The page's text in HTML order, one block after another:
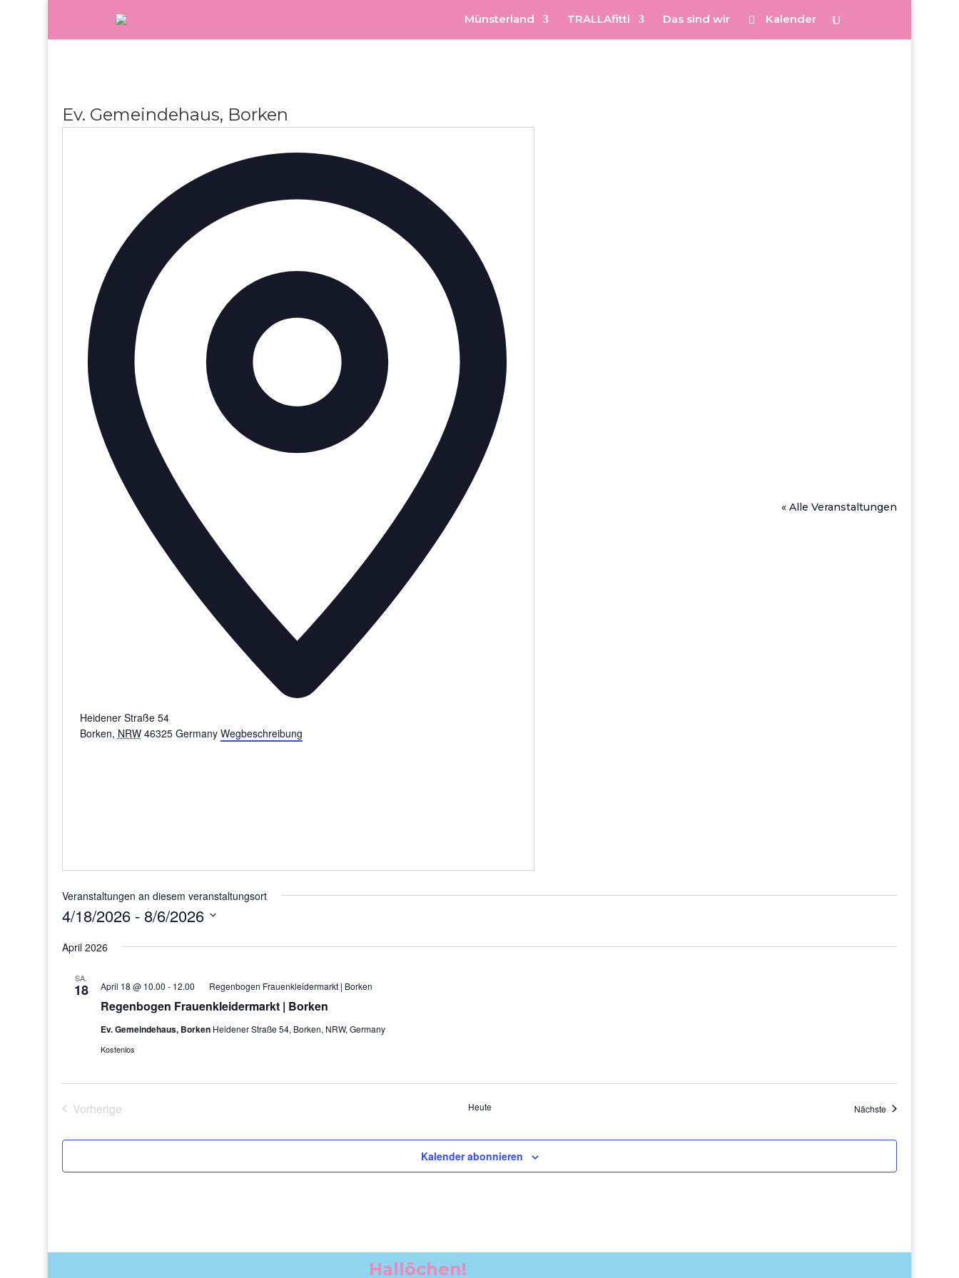
Münsterland TRALLAfitti Das sind wir Kalender
Ev. Gemeindehaus, Borken
« Alle Veranstaltungen
Heidener Straße 54
Borken, NRW 46325 Germany Wegbeschreibung
Veranstaltungen an diesem veranstaltungsort
4/18/2026 - 8/6/2026
wählen.
April 2026
SA.
18
Regenbogen Frauenkleidermarkt | Borken
April 18 @ 10.00 - 12.00 Regenbogen Frauenkleidermarkt | Borken
Ev. Gemeindehaus, Borken Heidener Straße 54, Borken, NRW, Germany
Kostenlos
Vorherige
Heute Nächste Veranstaltungen
Kalender abonnieren
Hallöchen!